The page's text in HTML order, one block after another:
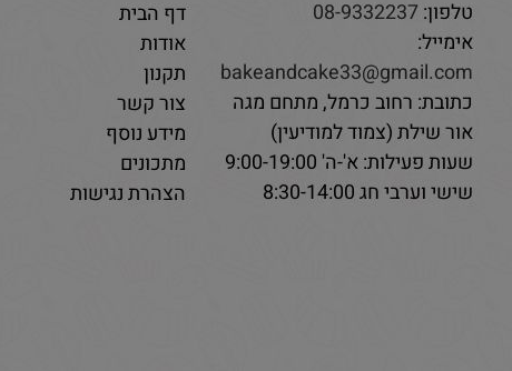
טלפון:08-9332237
אימייל:
bakeandcake33@gmail.com
כתובת: רחוב כרמל, מתחם מגה
אור שילת (צמוד למודיעין)
שעות פעילות: א'-ה' 9:00-19:00
שישי וערבי חג 8:30-14:00
דף הבית
אודות
תקנון
צור קשר
מידע נוסף
מתכונים
הצהרת נגישות